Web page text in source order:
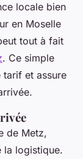
locale bien
en Moselle
tout à fait
. Ce simple
tarif et assure
de Metz,
la logistique.